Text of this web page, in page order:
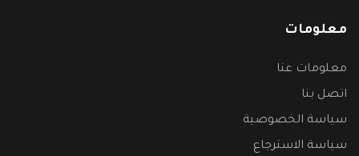
معلومات
معلومات عنا
اتصل بنا
سياسة الخصوصية
سياسة الاسترجاع